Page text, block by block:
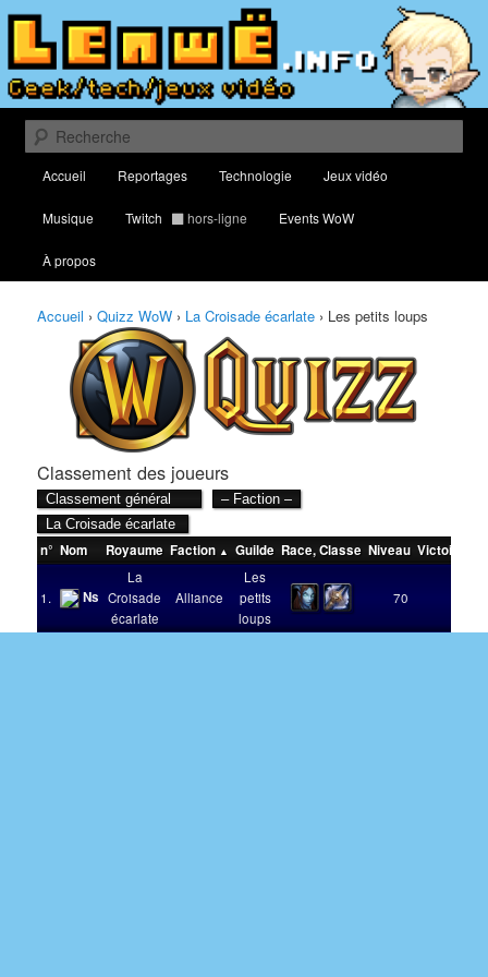
Aller
contenu
principal
Aller
contenu
secondaireLenwë – Culture geek, tech et jeux
vidéo
Classement des meilleurs joueurs au Quizz World of Warcraft
Recherche
principal
Accueil Reportages Technologie Jeux vidéo
Musique Twitch hors-ligne Events WoW
À propos
Accueil › Quizz WoW › La Croisade écarlate › Les petits loups
Classement des joueurs
n° Nom Royaume Faction Guilde Race,Classe Niveau Victoires
1. Ns
La
Croisade
écarlate
Alliance
Les
petits
loups
70